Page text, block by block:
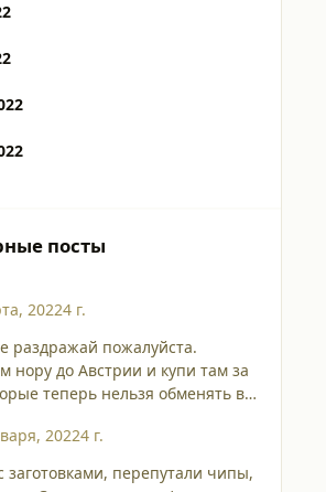
посты
20224 г.
раздражай пожалуйста.
нору до Австрии и купи там за
теперь нельзя обменять в
комплектующих, по пути
и возьми у Microchip
20224 г.
заготовками, перепутали чипы,